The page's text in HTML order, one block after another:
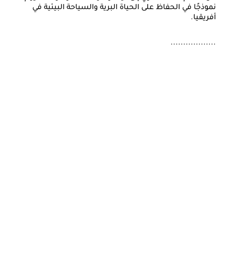
نموذجًا في الحفاظ على الحياة البرية والسياحة البيئية في
أفريقيا.
..................